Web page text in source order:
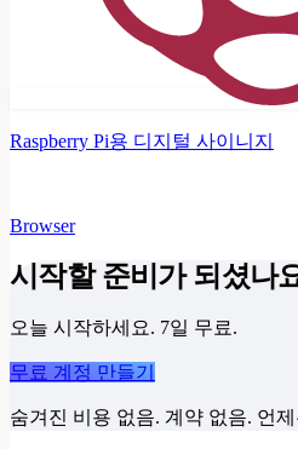
Raspberry Pi용 디지털 사이니지
Browser
시작할 준비가 되셨나
오늘 시작하세요. 7일 무료.
무료 계정 만들기
숨겨진 비용 없음. 계약 없음. 언